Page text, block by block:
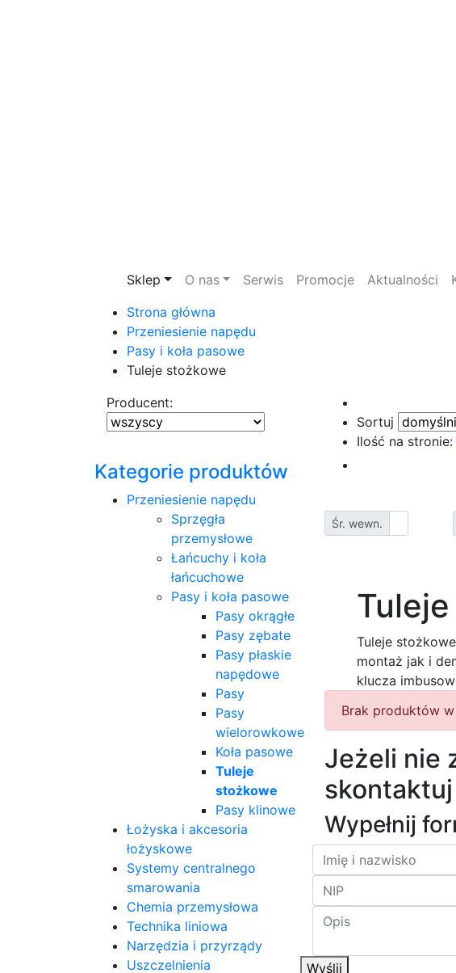
Sklep O nas Serwis Promocje Aktualności
Strona główna
Przeniesienie napędu
Pasy i koła pasowe
Tuleje stożkowe
Producent:
Kategorie produktów
Przeniesienie napędu
Sprzęgła
przemysłowe
Łańcuchy i koła
łańcuchowe
Pasy i koła pasowe
Pasy okrągłe
Pasy zębate
Pasy płaskie
napędowe
Pasy
Pasy
wielorowkowe
Koła pasowe
Tuleje
stożkowe
Pasy klinowe
Łożyska i akcesoria
łożyskowe
Systemy centralnego
smarowania
Chemia przemysłowa
Technika liniowa
Narzędzia i przyrządy
Uszczelnienia
Sortuj
Ilość na stronie:
Śr. wewn.
Tuleje
montaż jak i
klucza
Brak produktów
Jeżeli nie
Wypełnij
Wyślij